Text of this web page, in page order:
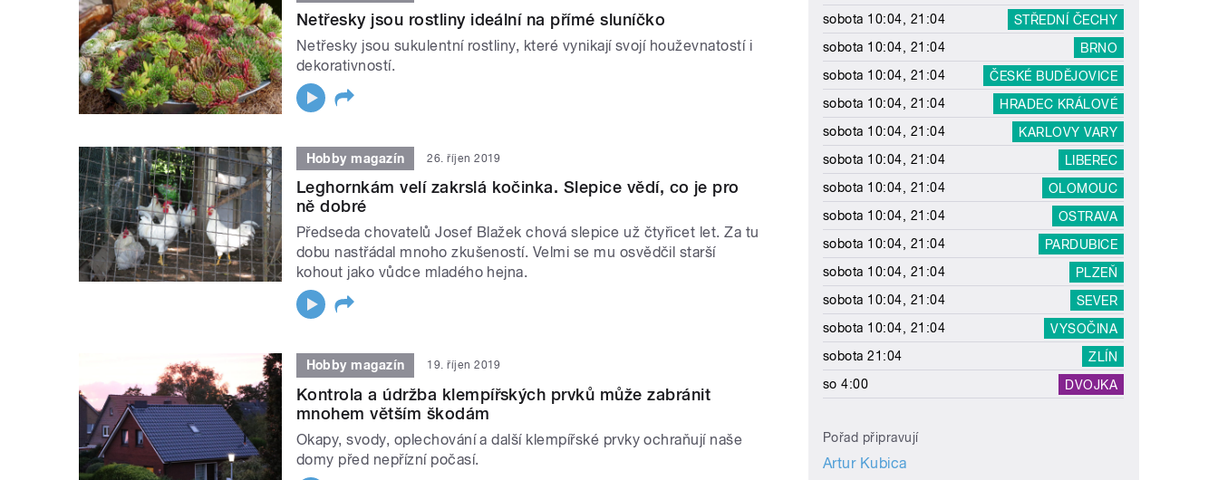
Netřesky jsou rostliny ideální na přímé sluníčko
Netřesky jsou sukulentní rostliny, které vynikají svojí houževnatostí i
dekorativností.
Hobby magazín 26. říjen 2019
Leghornkám velí zakrslá kočinka. Slepice vědí, co je pro
ně dobré
Předseda chovatelů Josef Blažek chová slepice už čtyřicet let. Za tu
dobu nastřádal mnoho zkušeností. Velmi se mu osvědčil starší
kohout jako vůdce mladého hejna.
Hobby magazín 19. říjen 2019
Kontrola a údržba klempířských prvků může zabránit
mnohem větším škodám
Okapy, svody, oplechování a další klempířské prvky ochraňují naše
domy před nepřízní počasí.
sobota 10:04, 21:04
STŘEDNÍ ČECHY
sobota 10:04, 21:04
BRNO
sobota 10:04, 21:04
ČESKÉ BUDĚJOVICE
sobota 10:04, 21:04
HRADEC KRÁLOVÉ
sobota 10:04, 21:04
KARLOVY VARY
sobota 10:04, 21:04
LIBEREC
sobota 10:04, 21:04
OLOMOUC
sobota 10:04, 21:04
OSTRAVA
sobota 10:04, 21:04
PARDUBICE
sobota 10:04, 21:04
PLZEŇ
sobota 10:04, 21:04
SEVER
sobota 10:04, 21:04
VYSOČINA
sobota 21:04
ZLÍN
so 4:00
DVOJKA
Pořad připravují
Artur Kubica